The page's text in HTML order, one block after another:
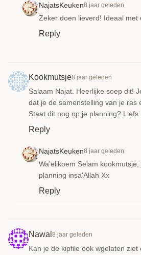
NajatsKeuken8 jaar geleden
Zeker doen lieverd! Ideaal met
Reply
Kookmutsje8 jaar geleden
Salaam Najat. Heerlijke soep dit!
dat je de samenstelling van je ras
Staat dit nog op je planning? Liefs
Reply
NajatsKeuken8 jaar geleden
Wa’elikoem Selam
planning insa’Allah Xx
Reply
Nawal 8 jaar geleden
Kan je de kipfile ook wgelaten ziet